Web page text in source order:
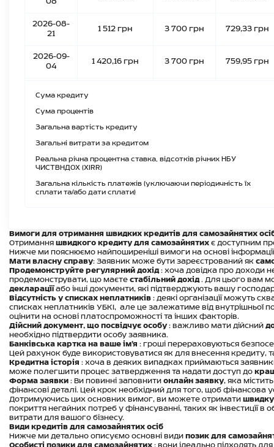
2026-08-
21
1 512 грн 3 700 грн 729,33 грн
2026-09-
04
1 420,16 грн 3 700 грн 759,95 грн
18
02
1 103,34 грн
16
776,16 грн 3 700 грн 2 923,84 грн
2026-10-
30
407,68 грн
Сума кредиту
Сума процентів
Загальна вартість кредиту
Загальні витрати за кредитом
Реальна річна процентна ставка, відсотків річних НБУ
ЧИСТВНДОХ (XIRR)
Загальна кількість платежів (уключаючи періодичність їх
сплати та/або дати сплати)
Вимоги для отримання швидких кредитів для самозайнятих
Отримання швидкого кредиту для самозайнятих є доступним
Нижче ми пояснюємо найпоширеніші вимоги на основі
Мати власну справу: Заявник може бути зареєстрований як
Продемонструйте регулярний дохід: хоча довідка про доходи
продемонструвати, що маєте стабільний дохід. Для цього вам
деклараціїабо інші документи, які підтверджують вашу
Відсутність у списках неплатників : деякі організації можуть
списках неплатників УБКІ, але це залежатиме від внутрішньої
оцінити на основі платоспроможності та інших факторів.
Дійсний документ, що посвідчує особу : важливо мати дійсний
необхідно підтвердити особу заявника.
Банківська картка на ваше ім’я : гроші перераховуються
Цей рахунок буде використовуватися як для внесення кредиту,
Кредитна історія : хоча в деяких випадках приймаються
може полегшити процес затвердження та надати доступ до
Форма заявки : Ви повинні заповнити онлайн заявку, яка
фінансові деталі. Цей крок необхідний для того, щоб
Дотримуючись цих основних вимог, ви можете отримати швидку
покриття негайних потреб у фінансуванні, таких як інвестиції
витрати для вашого бізнесу.
Види кредитів для самозайнятих осіб
Нижче ми детально описуємо основні види позик для
Особисті позики для самозайнятих : вони ідеально підходять